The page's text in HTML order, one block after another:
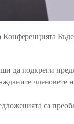
Конференцията
да подкрепи
са